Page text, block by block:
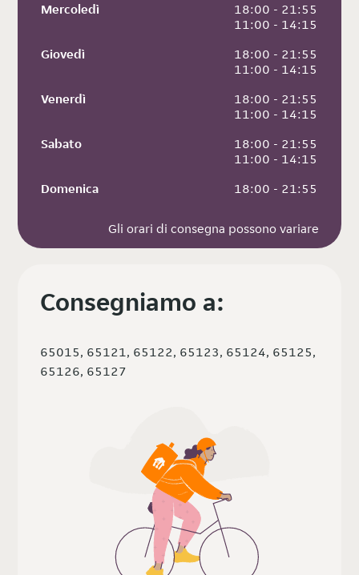
Mercoledì
18:00 - 21:55
11:00 - 14:15
Giovedì
18:00 - 21:55
11:00 - 14:15
Venerdì
18:00 - 21:55
11:00 - 14:15
Sabato
18:00 - 21:55
11:00 - 14:15
Domenica
18:00 - 21:55
Gli orari di consegna possono variare
Consegniamo a:
65015, 65121, 65122, 65123, 65124, 65125,
65126, 65127